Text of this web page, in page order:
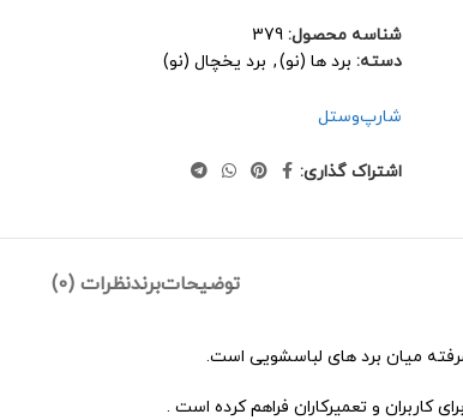
شناسه محصول: 379
دسته: برد ها (نو), برد یخچال (نو)
شارپوستل
اشتراک گذاری:
توضیحاتبرندنظرات (0)
میان برد های لباسشویی است.
کاربران و تعمیرکاران فراهم کرده است .